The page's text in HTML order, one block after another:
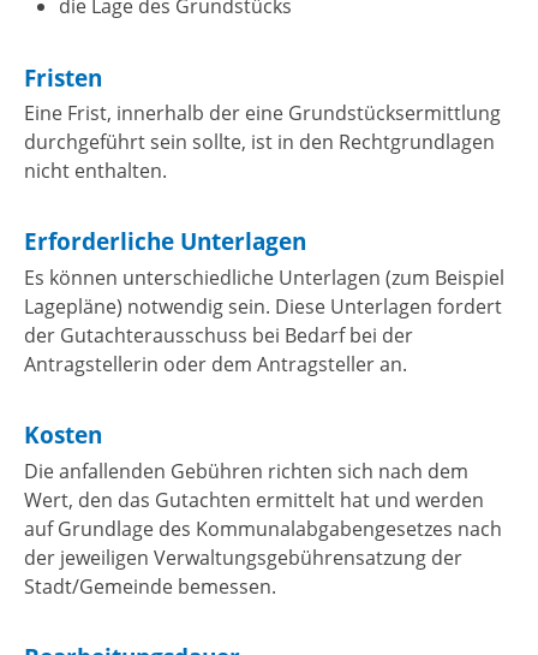
die Lage des Grundstücks
Fristen
Eine Frist, innerhalb der eine Grundstücksermittlung
durchgeführt sein sollte, ist in den Rechtgrundlagen
nicht enthalten.
Erforderliche Unterlagen
Es können unterschiedliche Unterlagen (zum Beispiel
Lagepläne) notwendig sein. Diese Unterlagen fordert
der Gutachterausschuss bei Bedarf bei der
Antragstellerin oder dem Antragsteller an.
Kosten
Die anfallenden Gebühren richten sich nach dem
Wert, den das Gutachten ermittelt hat und werden
auf Grundlage des Kommunalabgabengesetzes nach
der jeweiligen Verwaltungsgebührensatzung der
Stadt/Gemeinde bemessen.